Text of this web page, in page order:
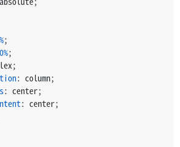
null ) {
;
;
: column;
: center;
: center;